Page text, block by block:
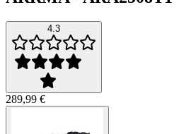
4.3
289,99 €